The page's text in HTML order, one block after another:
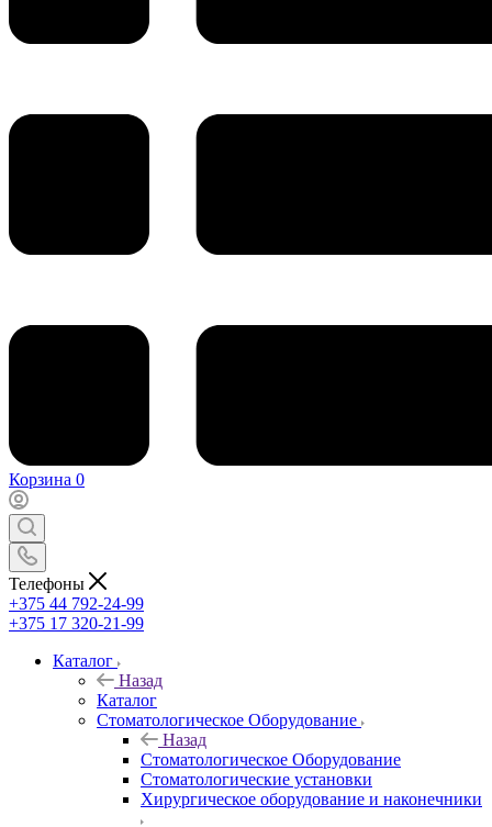
Корзина 0
Телефоны
+375 44 792-24-99
+375 17 320-21-99
Каталог
Назад
Каталог
Стоматологическое Оборудование
Назад
Стоматологическое Оборудование
Стоматологические установки
Хирургическое оборудование и наконечники